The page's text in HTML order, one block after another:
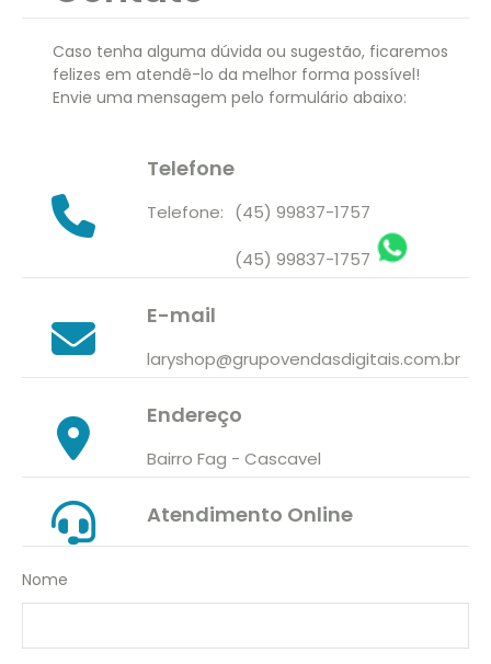
SAPONÁCEOS
ALVEJANTES
SECANTE ABRILHANTADOR
TALCO PARA OS PÉS
LIXA ESFOLIADORA ELETRICA
UMIDIFICADOR DE AR
PAPEIS HIGIENICOS
JOGO DE TOALHAS 2 PEÇAS
JOGO DE TOALHAS 3 PEÇAS
JOGO DE TOALHAS 5 PEÇAS
JOGO DE TOALHAS 8 PEÇAS
JOGO DE TOALHAS 9 PEÇAS
JOGO DE TOALHAS 10 PEÇAS
JOGO DE TOALHAS 12 PEÇAS
JOGO DE TOALHAS 16 PEÇAS
Caso tenha alguma dúvida ou sugestão, ficaremos
felizes em atendê-lo da melhor forma possível!
Envie uma mensagem pelo formulário abaixo:
Nome
Telefone
Telefone: (45) 99837-1757
(45) 99837-1757
E-mail
laryshop@grupovendasdigitais.com.br
Endereço
Bairro Fag - Cascavel
Atendimento Online